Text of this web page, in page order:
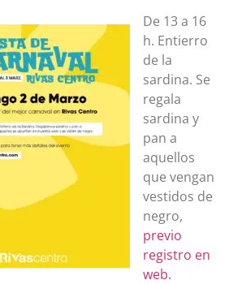
De 13 a 16
h. Entierro
de la
sardina. Se
regala
sardina y
pan a
aquellos
que vengan
vestidos de
negro,
previo
registro en
web.